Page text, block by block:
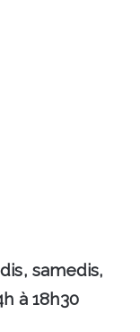
samedis,
à 18h30